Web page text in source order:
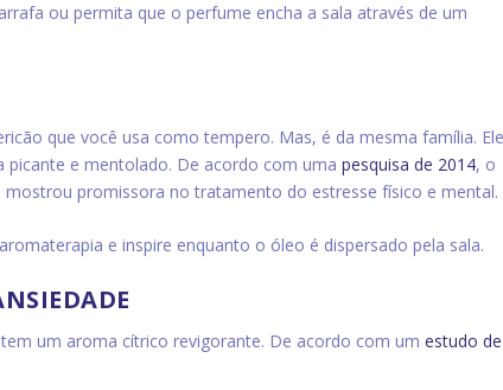
ou permita que o perfume encha a sala através de um
que você usa como tempero. Mas, é da mesma família.
picante e mentolado. De acordo com umapesquisa de 2014, o
promissora no tratamento do estresse físico e mental.
e inspire enquanto o óleo é dispersado pela sala.
um aroma cítrico revigorante. De acordo com umestudo de